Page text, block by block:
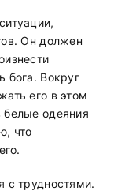
Он должен
бога. Вокруг
его в этом
одеяния
что
с трудностями.